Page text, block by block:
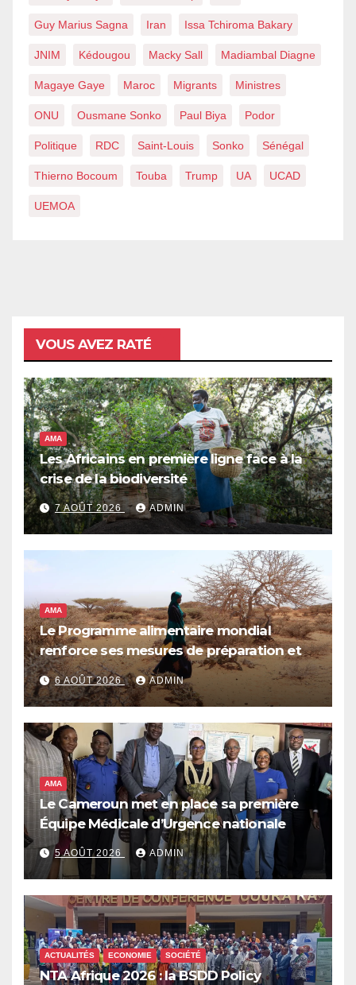
Guy Marius Sagna Iran Issa Tchiroma Bakary
JNIM Kédougou Macky Sall Madiambal Diagne
Magaye Gaye Maroc Migrants Ministres
ONU Ousmane Sonko Paul Biya Podor
Politique RDC Saint-Louis Sonko Sénégal
Thierno Bocoum Touba Trump UA UCAD
UEMOA
VOUS AVEZ RATÉ
AMA
Les Africains en première ligne face à la
crise de la biodiversité
7 AOÛT 2026 ADMIN
AMA
Le Programme alimentaire mondial
renforce ses mesures de préparation et
de réponse face à la menace d’El Niño,
qui pourrait plonger des dizaines de
millions de personnes dans l’insécurité
alimentaire aiguë
6 AOÛT 2026 ADMIN
AMA
Le Cameroun met en place sa première
Équipe Médicale d’Urgence nationale
5 AOÛT 2026 ADMIN
ACTUALITÉS ECONOMIE SOCIÉTÉ
NTA Afrique 2026 : la BSDD Policy